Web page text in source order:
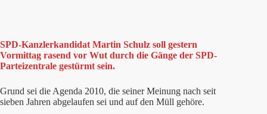
SPD-Kanzlerkandidat Martin Schulz soll gestern
Vormittag rasend vor Wut durch die Gänge der SPD-
Parteizentrale gestürmt sein.
Grund sei die Agenda 2010, die seiner Meinung nach seit
sieben Jahren abgelaufen sei und auf den Müll gehöre.